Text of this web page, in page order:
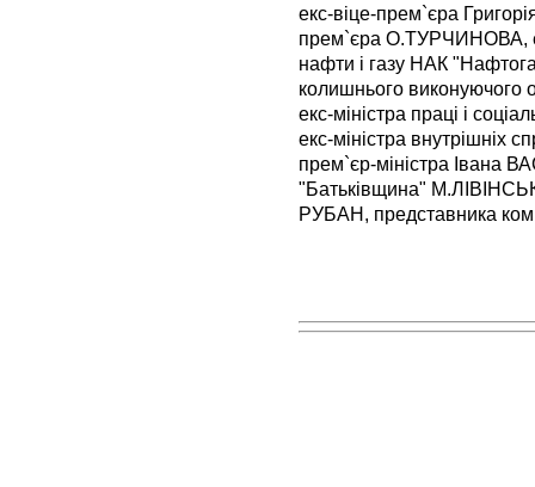
екс-віце-прем`єра
прем`єра О.ТУРЧИНОВА,
нафти і газу НАК
колишнього виконуючого
екс-міністра праці і
екс-міністра внутрішніх
прем`єр-міністра Івана
"Батьківщина"
РУБАН, представника